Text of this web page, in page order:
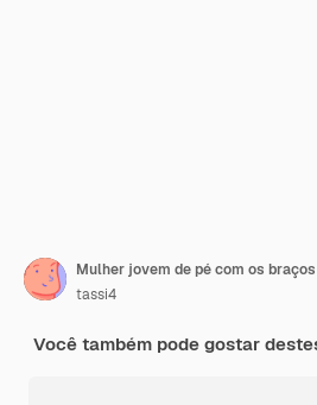
tassi4
Você também pode gostar